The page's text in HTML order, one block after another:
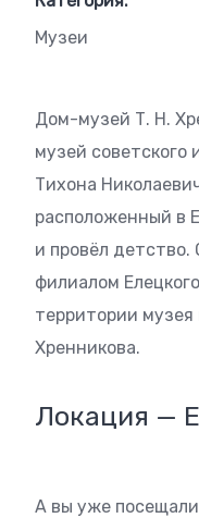
Музеи
Дом-музей Т. Н.
музей советского
Тихона
расположенный в
и провёл детство.
филиалом
территории
Хренникова.
Локация —
А вы уже